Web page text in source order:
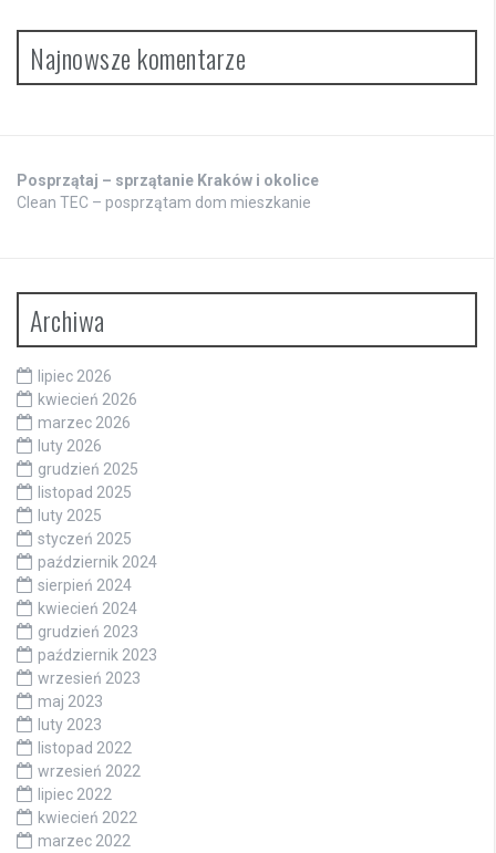
Najnowsze komentarze
Posprzątaj – sprzątanie Kraków i okolice
Clean TEC – posprzątam dom mieszkanie
Archiwa
lipiec 2026
kwiecień 2026
marzec 2026
luty 2026
grudzień 2025
listopad 2025
luty 2025
styczeń 2025
październik 2024
sierpień 2024
kwiecień 2024
grudzień 2023
październik 2023
wrzesień 2023
maj 2023
luty 2023
listopad 2022
wrzesień 2022
lipiec 2022
kwiecień 2022
marzec 2022